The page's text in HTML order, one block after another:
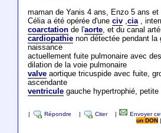
maman de Yanis 4 ans, Enzo 5 ans et
Célia a été opérée d'une civ,cia,
coarctationde l'aorte, et du canal
cardiopathienon détectée pendant la
naissance
actuellement fuite pulmonaire avec
dilation de la voie pulmonaire
valveaortique tricuspide avec fuite,
ascendante
ventriculegauche hypertrophié, petite
Répondre Citer Envoyer
un DON